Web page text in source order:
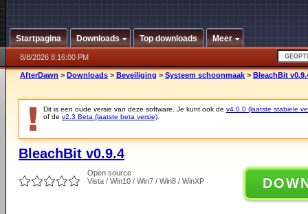
Startpagina Downloads Top downloads Meer
8/8/2026 8:16:00 PM
AfterDawn > Downloads > Beveiliging > Systeem schoonmaak > BleachBit
Dit is een oude versie van deze software. Je kunt ook de v4.0.0 (laatste stabiele
of de v2.3 Beta (laatste beta versie)
BleachBit v0.9.4
Open source
Vista / Win10 / Win7 / Win8 / WinXP